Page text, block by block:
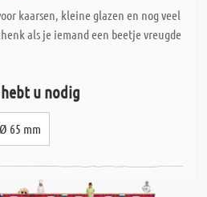
kaarsen, kleine glazen en nog veel
als je iemand een beetje vreugde
u nodig
65 mm